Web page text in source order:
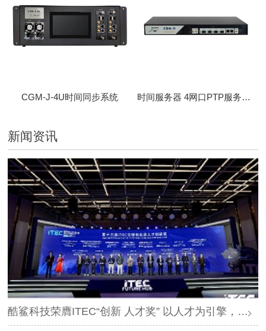
CGM-J-4U时间同步系统 时间服务器 4网口PTP服务器 CBM-D-40
新闻资讯
酷鲨科技荣膺ITEC“创新 人才奖” 以人才为引擎，时空为基石，驱动智能未来